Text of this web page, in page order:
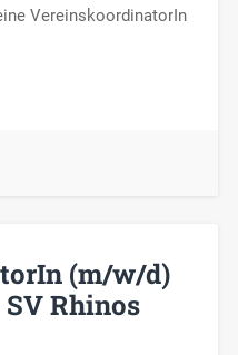
VereinskoordinatorIn
(m/w/d)
Rhinos